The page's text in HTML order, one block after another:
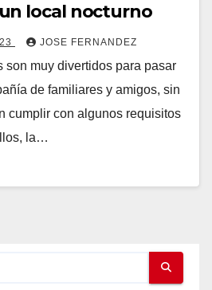
local nocturno
JOSE FERNANDEZ
son muy divertidos para pasar
de familiares y amigos, sin
cumplir con algunos requisitos
la…